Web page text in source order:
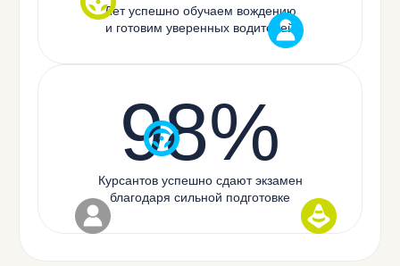
Лет успешно обучаем вождению
и готовим уверенных водителей
98%
Курсантов успешно сдают экзамен
благодаря сильной подготовке